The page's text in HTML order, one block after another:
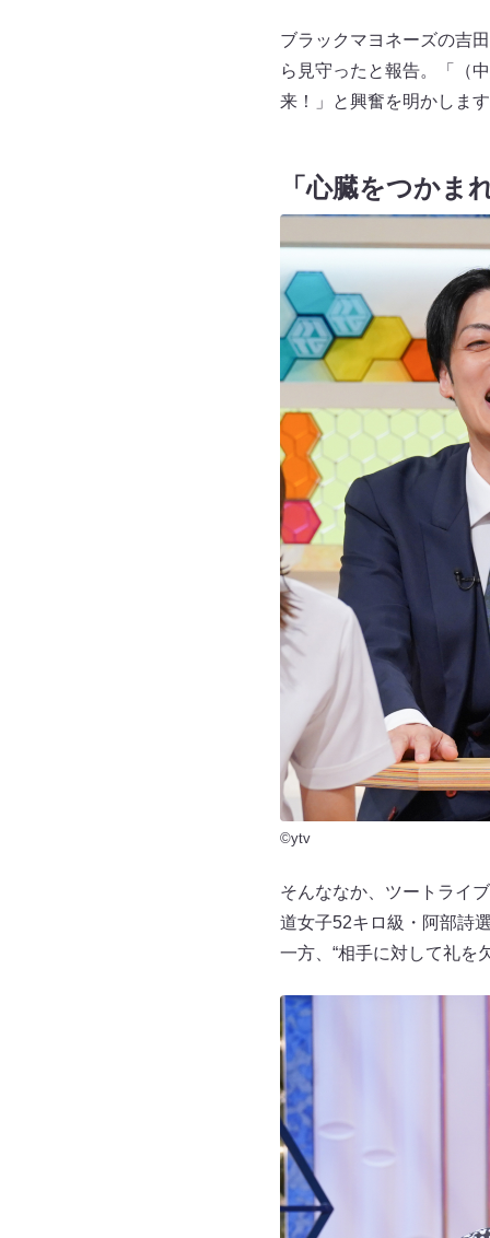
ブラックマヨネーズの吉
ら見守ったと報告。「（
来！」と興奮を明かしま
「心臓をつかま
©ytv
そんななか、ツートライ
道女子52キロ級・阿部詩
一方、“相手に対して礼を